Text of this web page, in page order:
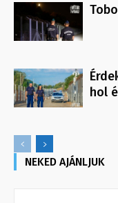
hol
NEKED AJÁNLJUK